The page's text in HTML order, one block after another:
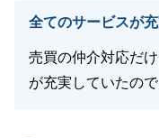
全てのサービスが
売買の仲介対応だ
が充実していたの